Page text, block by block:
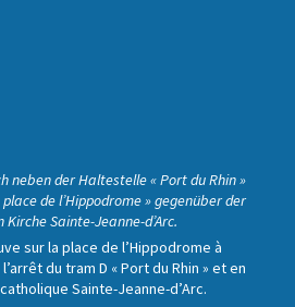
neben der Haltestelle « Port du Rhin »
de l’Hippodrome » gegenüber der
Sainte-Jeanne-d’Arc.
sur la place de l’Hippodrome à
du tram D « Port du Rhin » et en
Sainte-Jeanne-d’Arc.